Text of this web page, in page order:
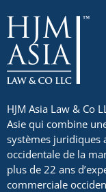
HJM Asia Law & Co
Asie qui combine
systèmes juridiques
occidentale de la
plus de 22 ans
commerciale